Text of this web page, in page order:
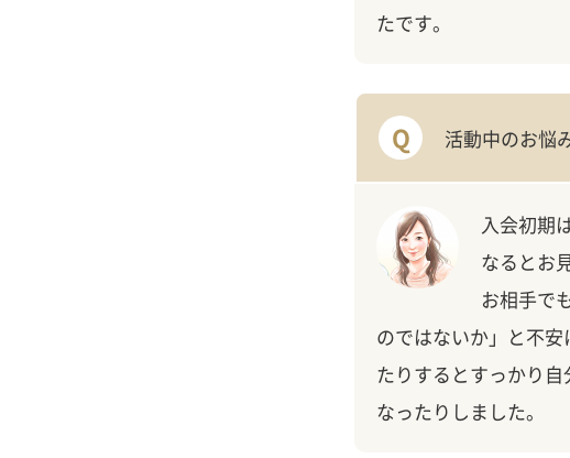
たです。
Q 活動中のお悩
入会初期
なるとお
お相手で
のではないか」と不
たりするとすっかり
なったりしました。